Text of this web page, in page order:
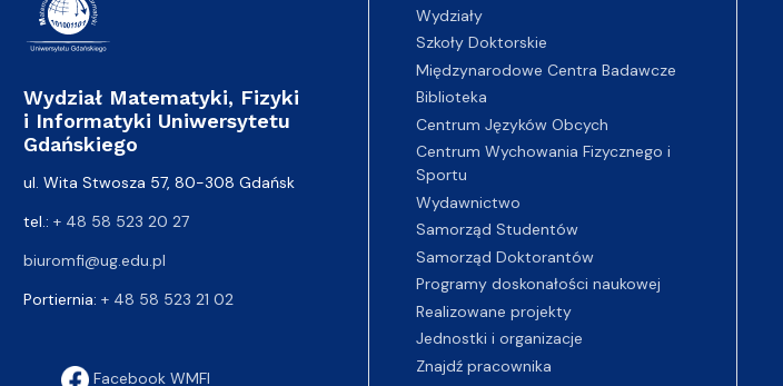
Wydział Matematyki, Fizyki
i Informatyki Uniwersytetu
Gdańskiego
ul. Wita Stwosza 57, 80-308 Gdańsk
tel.: + 48 58 523 20 27
biuromfi@ug.edu.pl
Portiernia: + 48 58 523 21 02
Facebook WMFI
Wydziały
Szkoły Doktorskie
Międzynarodowe Centra Badawcze
Biblioteka
Centrum Języków Obcych
Centrum Wychowania Fizycznego i
Sportu
Wydawnictwo
Samorząd Studentów
Samorząd Doktorantów
Programy doskonałości naukowej
Realizowane projekty
Jednostki i organizacje
Znajdź pracownika